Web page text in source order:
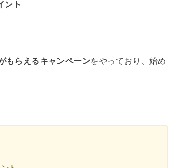
ント
もらえるキャンペーンをやっており、始め